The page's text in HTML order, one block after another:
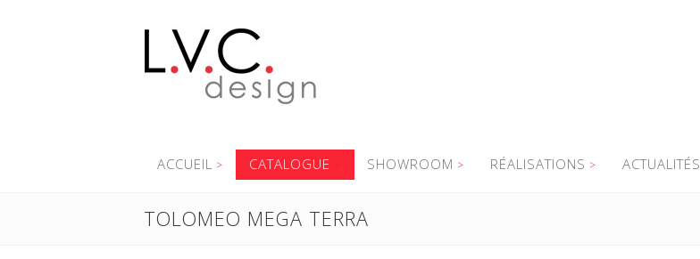
ACCUEIL CATALOGUE SHOWROOM RÉALISATIONS ACTUALITÉS
TOLOMEO MEGA TERRA